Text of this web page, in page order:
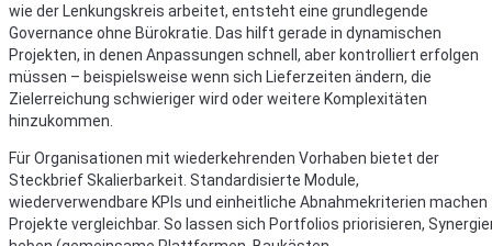
wie der Lenkungskreis arbeitet, entsteht eine grundlegende
Governance ohne Bürokratie. Das hilft gerade in dynamischen
Projekten, in denen Anpassungen schnell, aber kontrolliert erfolgen
müssen – beispielsweise wenn sich Lieferzeiten ändern, die
Zielerreichung schwieriger wird oder weitere Komplexitäten
hinzukommen.
Für Organisationen mit wiederkehrenden Vorhaben bietet der
Steckbrief Skalierbarkeit. Standardisierte Module,
wiederverwendbare KPIs und einheitliche Abnahmekriterien machen
Projekte vergleichbar. So lassen sich Portfolios priorisieren,